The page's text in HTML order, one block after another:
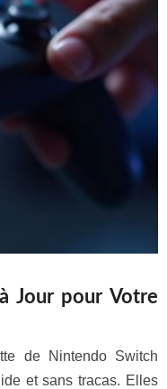
Jour pour Votre
de Nintendo Switch
et sans tracas. Elles